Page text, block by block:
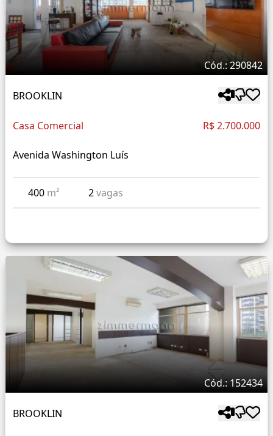
Cód.: 290842
BROOKLIN
Casa Comercial R$ 2.700.000
Avenida Washington Luís
400 m² 2vagas
Cód.: 152434
BROOKLIN